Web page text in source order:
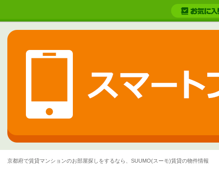
京都府で賃貸マンションのお部屋探しをするなら、SUUMO(スーモ)賃貸の物件情報